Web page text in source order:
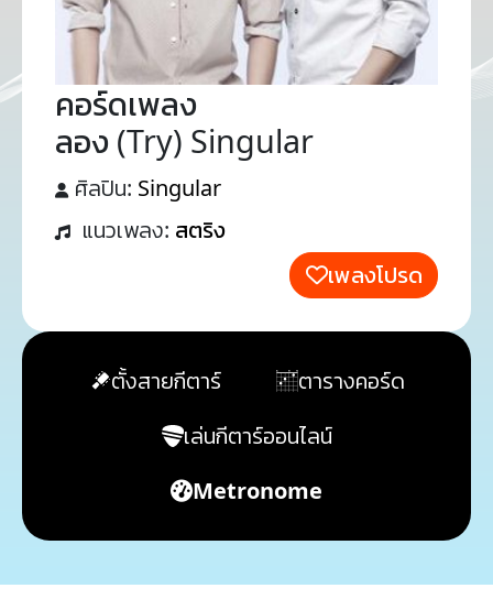
คอร์ดเพลง
ลอง (Try) Singular
ศิลปิน: Singular
แนวเพลง: สตริง
เพลงโปรด
ตั้งสายกีตาร์
ตารางคอร์ด
เล่นกีตาร์ออนไลน์
Metronome